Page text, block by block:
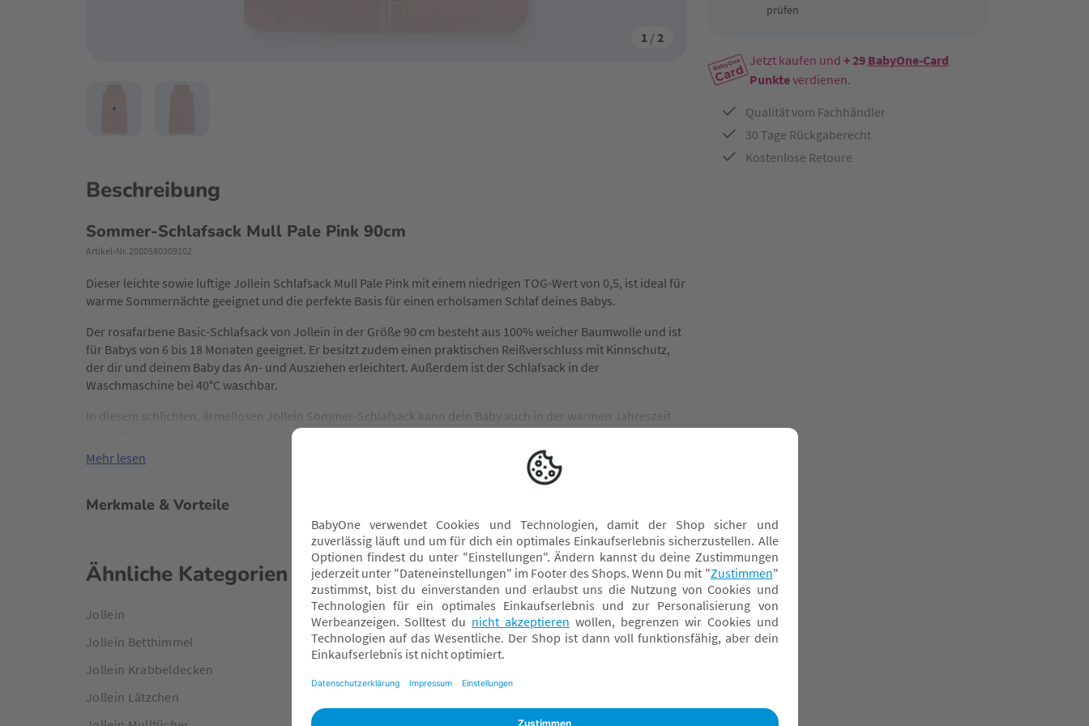
1 /2
prüfen
Jetzt kaufen und + 29 BabyOne-Card
Punkteverdienen.
Qualität vom Fachhändler
30 Tage Rückgaberecht
Kostenlose Retoure
Beschreibung
Sommer-Schlafsack Mull Pale Pink 90cm
Artikel-Nr. 2000580309102
Dieser leichte sowie luftige Jollein Schlafsack Mull Pale Pink mit einem niedrigen TOG-Wert von 0,5, ist ideal für
warme Sommernächte geeignet und die perfekte Basis für einen erholsamen Schlaf deines Babys.
Der rosafarbene Basic-Schlafsack von Jollein in der Größe 90 cm besteht aus 100% weicher Baumwolle und ist
für Babys von 6 bis 18 Monaten geeignet. Er besitzt zudem einen praktischen Reißverschluss mit Kinnschutz,
der dir und deinem Baby das An- und Ausziehen erleichtert. Außerdem ist der Schlafsack in der
Waschmaschine bei 40°C waschbar.
In diesem schlichten, ärmellosen Jollein Sommer-Schlafsack kann dein Baby auch in der warmen Jahreszeit
problemlos eingekuschelt einschlafen.
Mehr lesen
Merkmale & Vorteile
Ähnliche Kategorien
Jollein
Jollein Betthimmel
Jollein Krabbeldecken
Jollein Lätzchen
Daunenschlafsäcke
Ganzjahresschlafsäcke